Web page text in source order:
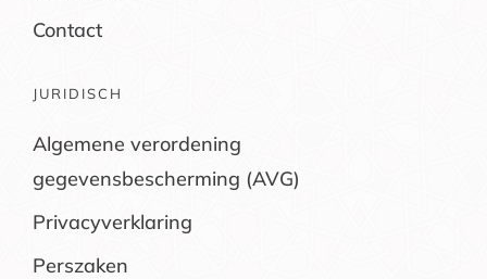
Contact
JURIDISCH
Algemene verordening
gegevensbescherming (AVG)
Privacyverklaring
Perszaken